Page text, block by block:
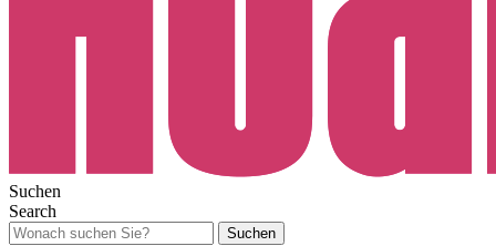
Suchen
Search
Suchen